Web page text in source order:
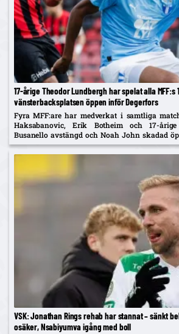
17-årige Theodor Lundbergh har spelat alla MFF:s
vänsterbacksplatsen öppen inför Degerfors
Fyra MFF:are har medverkat i samtliga
Haksabanovic, Erik Botheim och 17-
Busanello avstängd och Noah John skadad
Johan Karlsson om vänsterbacken.
VSK: Jonathan Rings rehab har stannat – sänkt
osäker, Nsabiyumva igång med boll